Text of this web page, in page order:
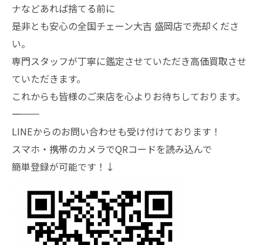
ナなどあれば捨てる前に
是非とも安心の全国チェーン大吉 盛岡店で売却くださ
い。
専門スタッフが丁寧に鑑定させていただき高価買取させ
ていただきます。
これからも皆様のご来店を心よりお待ちしております。
―――――――
LINEからのお問い合わせも受け付けております！
スマホ・携帯のカメラでQRコードを読み込んで
簡単登録が可能です！↓